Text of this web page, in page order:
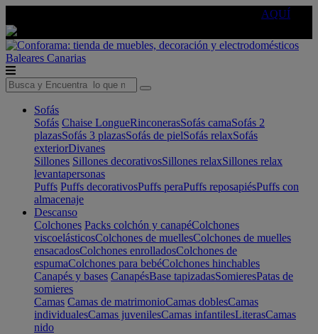
AQUÍ
Baleares Canarias
Sofás
Sofás Chaise LongueRinconerasSofás camaSofás 2
plazasSofás 3 plazasSofás de pielSofás relaxSofás
exteriorDivanes
Sillones Sillones decorativosSillones relaxSillones relax
levantapersonas
Puffs Puffs decorativosPuffs peraPuffs reposapiésPuffs con
almacenaje
Descanso
Colchones Packs colchón y canapéColchones
viscoelásticosColchones de muellesColchones de muelles
ensacadosColchones enrolladosColchones de
espumaColchones para bebéColchones hinchables
Canapés y bases CanapésBase tapizadasSomieresPatas de
somieres
Camas Camas de matrimonioCamas doblesCamas
individualesCamas juvenilesCamas infantilesLiterasCamas
nido